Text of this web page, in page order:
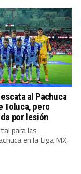
al Pachuca
Toluca, pero
por lesión
para las
en la Liga MX,